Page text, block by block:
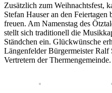
Zusätzlich zum Weihnachtsfest,
Stefan Hauser an den Feiertagen
freuen. Am Namenstag des
stellt sich traditionell die
Ständchen ein. Glückwünsche
Längenfelder Bürgermeister Ralf
Vertretern der Thermengemeinde.